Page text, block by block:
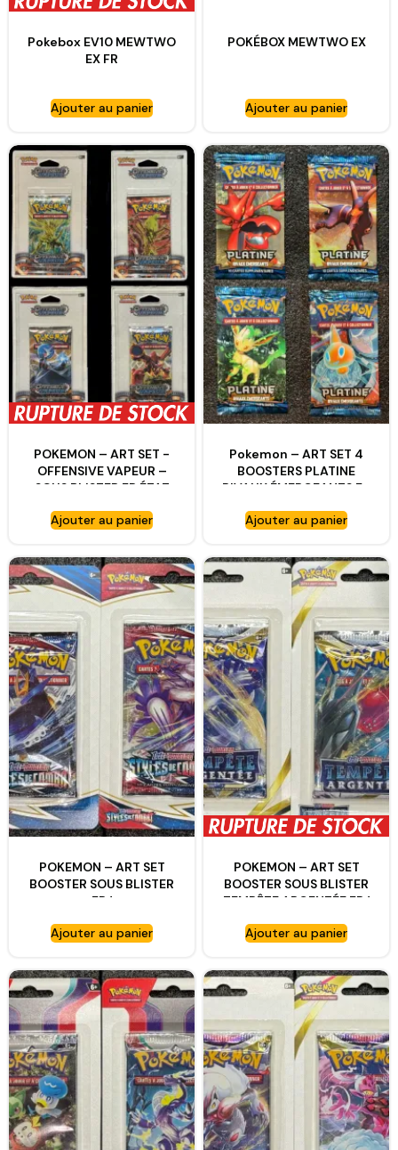
Pokebox EV10 MEWTWO
EX FR
Ajouter au panier
POKÉBOX MEWTWO EX
Ajouter au panier
POKEMON – ART SET -
OFFENSIVE VAPEUR –
SOUS BLISTER FR ÉTAT
Ajouter au panier
Pokemon – ART SET 4
BOOSTERS PLATINE
RIVAUX ÉMERGEANTS FR
Ajouter au panier
POKEMON – ART SET
BOOSTER SOUS BLISTER
FR !
Ajouter au panier
POKEMON – ART SET
BOOSTER SOUS BLISTER
TEMPÊTE ARGENTÉE FR !
Ajouter au panier